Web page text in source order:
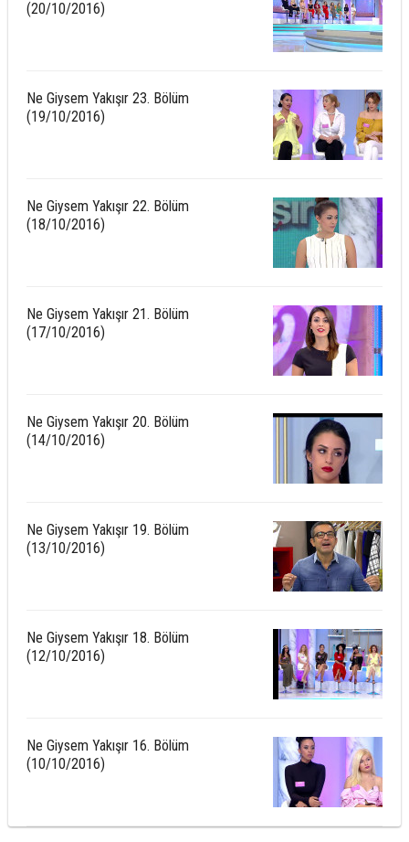
(20/10/2016)
Ne Giysem Yakışır 23. Bölüm
(19/10/2016)
Ne Giysem Yakışır 22. Bölüm
(18/10/2016)
Ne Giysem Yakışır 21. Bölüm
(17/10/2016)
Ne Giysem Yakışır 20. Bölüm
(14/10/2016)
Ne Giysem Yakışır 19. Bölüm
(13/10/2016)
Ne Giysem Yakışır 18. Bölüm
(12/10/2016)
Ne Giysem Yakışır 16. Bölüm
(10/10/2016)